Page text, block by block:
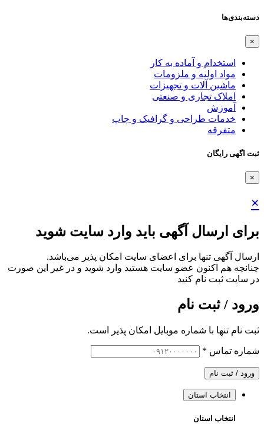
دسته‌بندی‌ها
×
استخدام و آماده به کار
مواد اولیه و ملزومات
ماشین آلات و تجهیزات
املاک تجاری و صنعتی
آموزش
خدمات طراحی و گرافیک و چاپ
متفرقه
ثبت اگهی رایگان
×
×
برای ارسال آگهی باید وارد سایت شوید
ارسال آگهی تنها برای اعضای سایت امکان پذیر می‌باشد.
چنانچه هم‌ اکنون عضو سایت هستید وارد شوید و در غیر این صورت
در سایت ثبت نام کنید
ورود / ثبت نام
ثبت نام تنها با شماره موبایل امکان پذیر است.
شماره تماس *
ورود / ثبت نام
انتخاب استان
انتخاب استان